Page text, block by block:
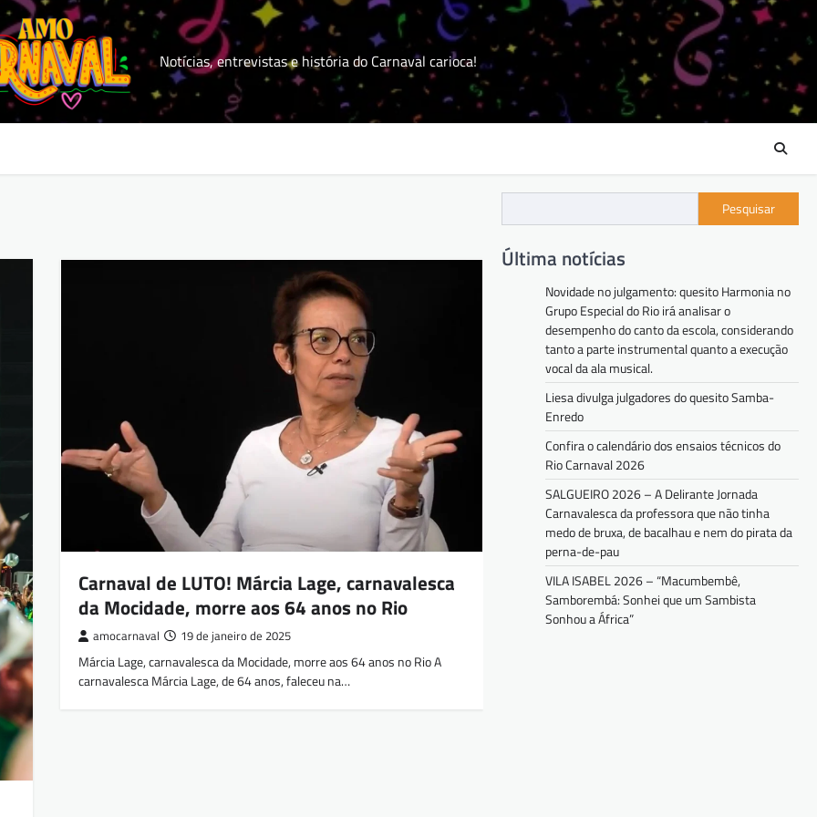
Notícias, entrevistas e história do Carnaval carioca!
Carnaval de LUTO! Márcia Lage, carnavalesca
da Mocidade, morre aos 64 anos no Rio
amocarnaval 19 de janeiro de 2025
Márcia Lage, carnavalesca da Mocidade, morre aos 64 anos no Rio A
carnavalesca Márcia Lage, de 64 anos, faleceu na…
Pesquisar
Última notícias
Novidade no julgamento: quesito Harmonia no
Grupo Especial do Rio irá analisar o
desempenho do canto da escola, considerando
tanto a parte instrumental quanto a execução
vocal da ala musical.
Liesa divulga julgadores do quesito Samba-
Enredo
Confira o calendário dos ensaios técnicos do
Rio Carnaval 2026
SALGUEIRO 2026 – A Delirante Jornada
Carnavalesca da professora que não tinha
medo de bruxa, de bacalhau e nem do pirata da
perna-de-pau
VILA ISABEL 2026 – “Macumbembê,
Samborembá: Sonhei que um Sambista
Sonhou a África”